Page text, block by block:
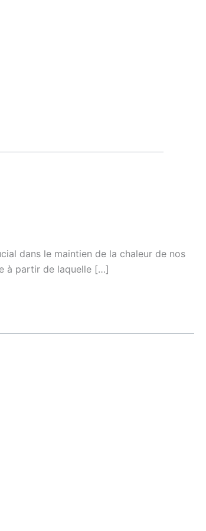
dans le maintien de la chaleur de nos
à partir de laquelle […]